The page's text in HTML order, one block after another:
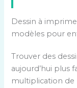
Dessin à
modèles pour
Trouver des
aujourd’hui plus
multiplication de